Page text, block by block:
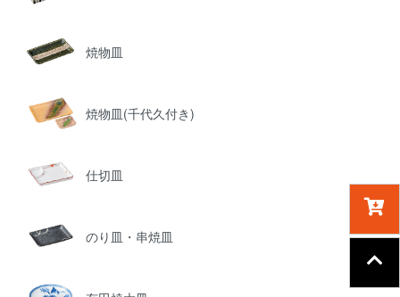
焼物皿
焼物皿(千代久付き)
仕切皿
のり皿・串焼皿